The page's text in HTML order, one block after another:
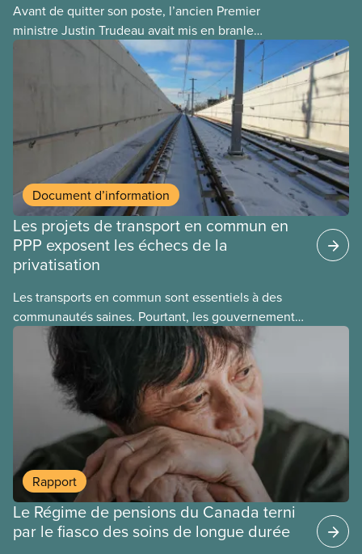
Avant de quitter son poste, l’ancien Premier
ministre Justin Trudeau avait mis en branle
plusieurs projets de privatisation, dans l’espoir que
son successeur les mènerait à terme. Voici
Document d’information
Les projets de transport en commun en
PPP exposent les échecs de la
privatisation
Les transports en commun sont essentiels à des
communautés saines. Pourtant, les gouvernements
laissent des entreprises les exploiter à des fins
lucratives. Ce nouveau document d’information
explique les échecs de la privatisation de réseaux
de transport en commun et les problèmes
fondamentaux des PPP, quel que soit le projet.
Rapport
Le Régime de pensions du Canada terni
par le fiasco des soins de longue durée